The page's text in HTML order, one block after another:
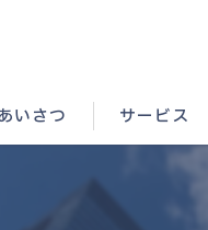
いさつ サービス